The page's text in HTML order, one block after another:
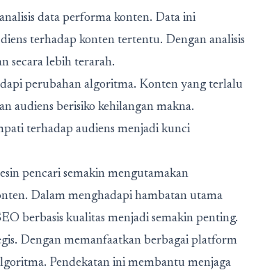
data performa konten. Data ini
terhadap konten tertentu. Dengan analisis
secara lebih terarah.
perubahan algoritma. Konten yang terlalu
audiens berisiko kehilangan makna.
terhadap audiens menjadi kunci
pencari semakin mengutamakan
Dalam menghadapi hambatan utama
berbasis kualitas menjadi semakin penting.
Dengan memanfaatkan berbagai platform
Pendekatan ini membantu menjaga